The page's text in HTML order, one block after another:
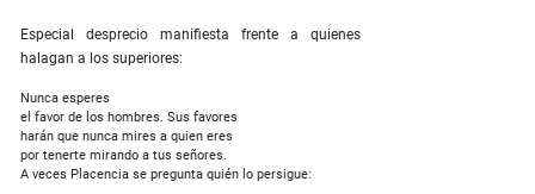
Especial desprecio manifiesta frente a quienes
halagan a los superiores:
Nunca esperes
el favor de los hombres. Sus favores
harán que nunca mires a quien eres
por tenerte mirando a tus señores.
A veces Placencia se pregunta quién lo persigue: